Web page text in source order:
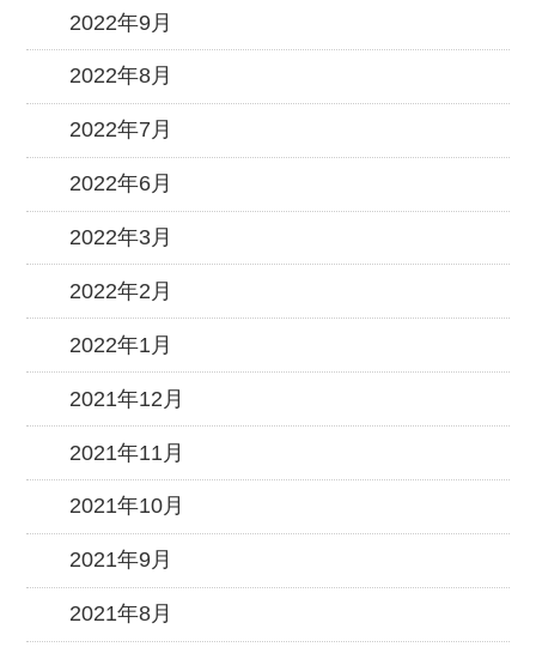
2022年9月
2022年8月
2022年7月
2022年6月
2022年3月
2022年2月
2022年1月
2021年12月
2021年11月
2021年10月
2021年9月
2021年8月